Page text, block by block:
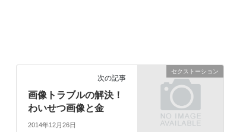
セクストーション
次の記事
画像トラブルの解決！
わいせつ画像と金
2014年12月26日